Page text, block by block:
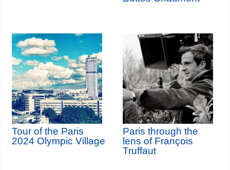
Tour of the Paris
2024 Olympic Village
Paris through the
lens of François
Truffaut